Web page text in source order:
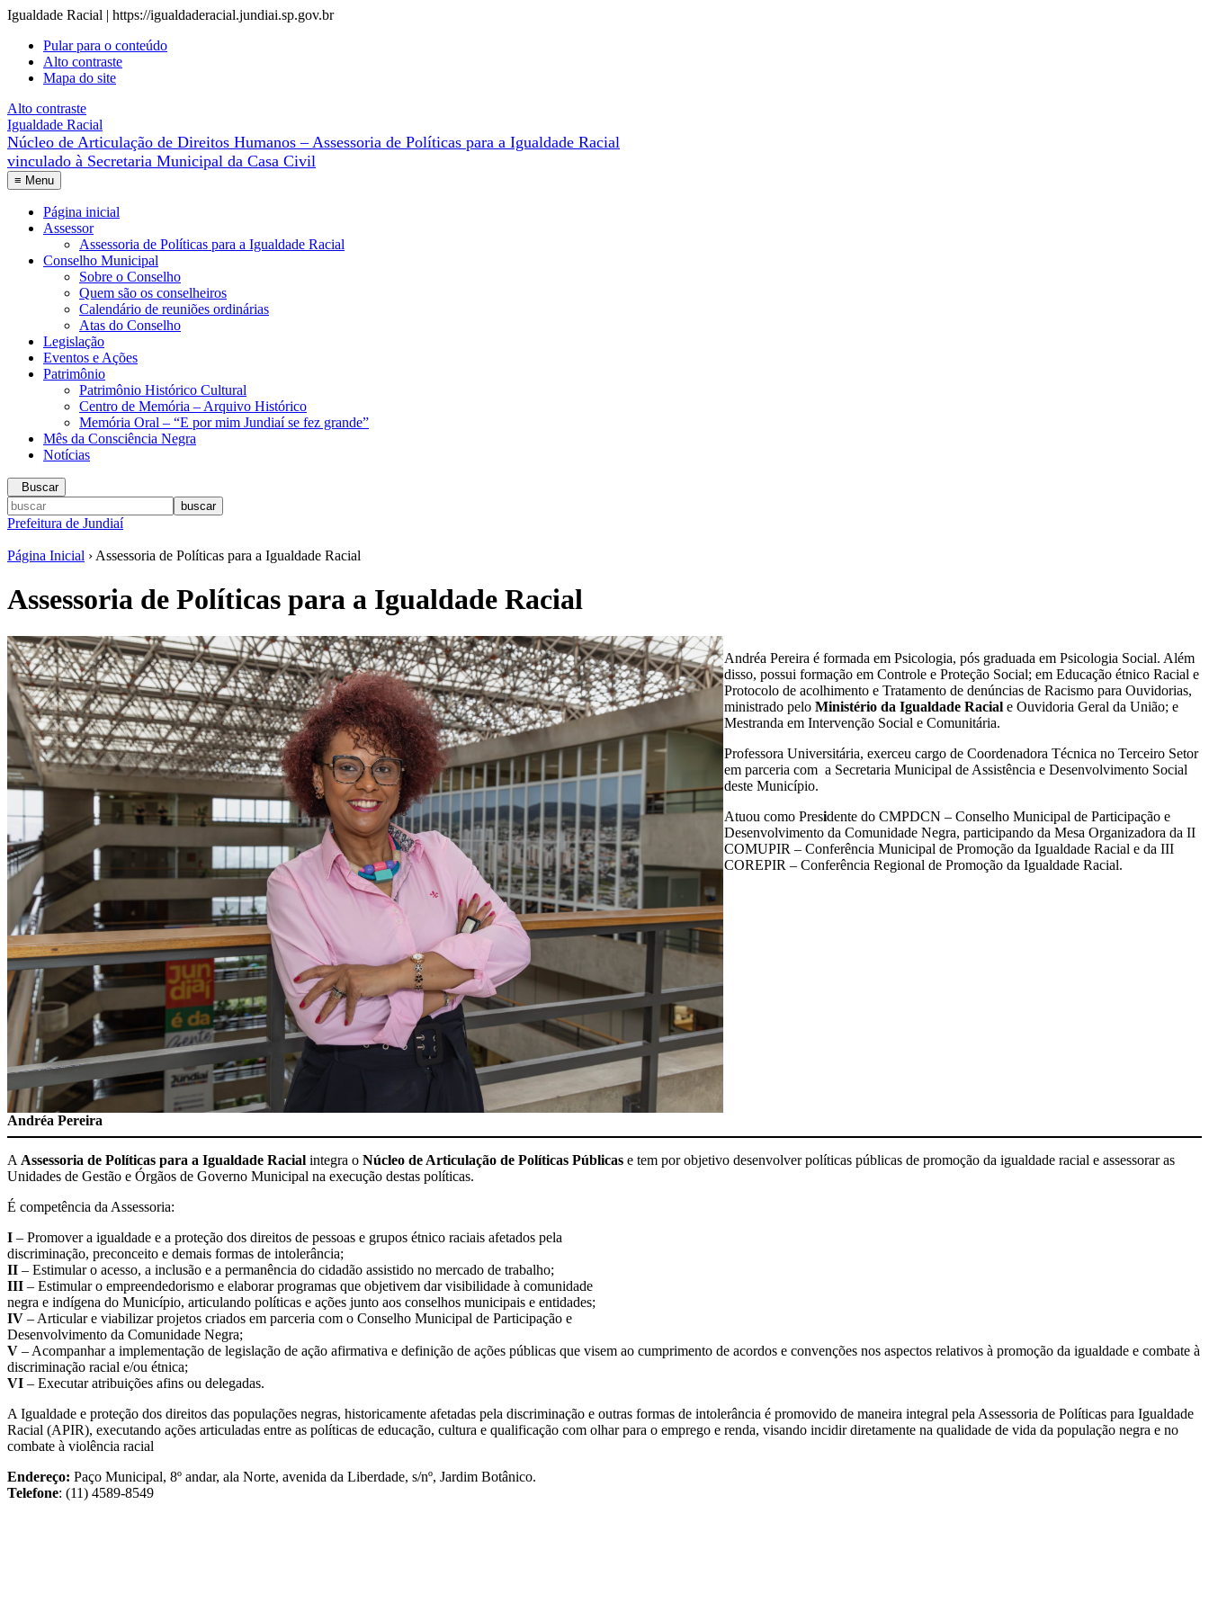
Igualdade Racial | https://igualdaderacial.jundiai.sp.gov.br
Pular para o conteúdo
Alto contraste
Mapa do site
Alto contraste
Igualdade Racial
Núcleo de Articulação de Direitos Humanos – Assessoria de Políticas para a Igualdade Racial
≡ Menu
Página inicial
Assessor
Assessoria de Políticas para a Igualdade Racial
Conselho Municipal
Sobre o Conselho
Quem são os conselheiros
Calendário de reuniões ordinárias
Atas do Conselho
Legislação
Eventos e Ações
Patrimônio
Patrimônio Histórico Cultural
Centro de Memória – Arquivo Histórico
Memória Oral – “E por mim Jundiaí se fez grande”
Mês da Consciência Negra
Notícias
Buscar
Prefeitura de Jundiaí
Página Inicial › Assessoria de Políticas para a Igualdade Racial
Assessoria de Políticas para a Igualdade Racial
Andréa Pereira
Andréa Pereira é formada em Psicologia, pós graduada em Psicologia Social. Além
disso, possui formação em Controle e Proteção Social; em Educação étnico Racial e
Protocolo de acolhimento e Tratamento de denúncias de Racismo para Ouvidorias,
ministrado pelo Ministério da Igualdade Racial e Ouvidoria Geral da União; e
Mestranda em Intervenção Social e Comunitária.
Professora Universitária, exerceu cargo de Coordenadora Técnica no Terceiro Setor
em parceria com a Secretaria Municipal de Assistência e Desenvolvimento Social
deste Município.
Atuou como Presidente do CMPDCN – Conselho Municipal de Participação e
Desenvolvimento da Comunidade Negra, participando da Mesa Organizadora da II
COMUPIR – Conferência Municipal de Promoção da Igualdade Racial e da III
COREPIR – Conferência Regional de Promoção da Igualdade Racial.
A Assessoria de Políticas para a Igualdade Racial integra o Núcleo de Articulação de Políticas Públicas e tem por objetivo desenvolver políticas públicas de promoção da igualdade racial e assessorar as
Unidades de Gestão e Órgãos de Governo Municipal na execução destas políticas.
É competência da Assessoria:
I – Promover a igualdade e a proteção dos direitos de pessoas e grupos étnico raciais afetados pela
discriminação, preconceito e demais formas de intolerância;
II – Estimular o acesso, a inclusão e a permanência do cidadão assistido no mercado de trabalho;
III – Estimular o empreendedorismo e elaborar programas que objetivem dar visibilidade à comunidade
negra e indígena do Município, articulando políticas e ações junto aos conselhos municipais e entidades;
IV – Articular e viabilizar projetos criados em parceria com o Conselho Municipal de Participação e
Desenvolvimento da Comunidade Negra;
V – Acompanhar a implementação de legislação de ação afirmativa e definição de ações públicas que visem ao cumprimento de acordos e convenções nos aspectos relativos à promoção da igualdade e combate à
discriminação racial e/ou étnica;
VI – Executar atribuições afins ou delegadas.
A Igualdade e proteção dos direitos das populações negras, historicamente afetadas pela discriminação e outras formas de intolerância é promovido de maneira integral pela Assessoria de Políticas para Igualdade
Racial (APIR), executando ações articuladas entre as políticas de educação, cultura e qualificação com olhar para o emprego e renda, visando incidir diretamente na qualidade de vida da população negra e no
combate à violência racial
Endereço: Paço Municipal, 8º andar, ala Norte, avenida da Liberdade, s/nº, Jardim Botânico.
Telefone: (11) 4589-8549